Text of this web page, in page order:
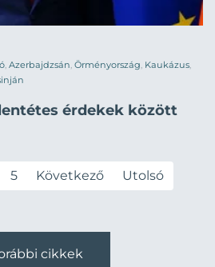
, Azerbajdzsán, Örményország, Kaukázus,
érdekek között
5 Következő Utolsó
cikkek